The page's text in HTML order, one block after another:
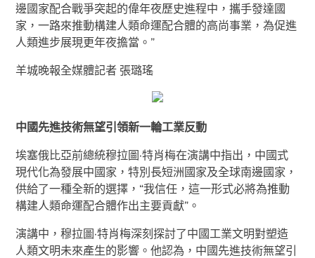
邊國家配合戰爭突起的偉年夜歷史進程中，攜手發達國
家，一路來推動構建人類命運配合體的高尚事業，為促進
人類進步展現更年夜擔當。”
羊城晚報全媒體記者 張璐瑤
中國先進技術無望引領新一輪工業反動
埃塞俄比亞前總統穆拉圖·特肖梅在演講中指出，中國式
現代化為發展中國家，特別長短洲國家及全球南邊國家，
供給了一種全新的選擇，“我信任，這一形式必將為推動
構建人類命運配合體作出主要貢獻”。
演講中，穆拉圖·特肖梅深刻探討了中國工業文明對塑造
人類文明未來產生的影響。他認為，中國先進技術無望引